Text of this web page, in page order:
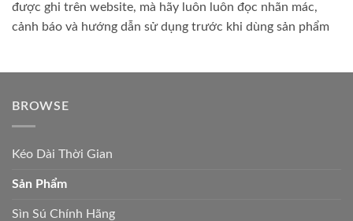
được ghi trên website, mà hãy luôn luôn đọc nhãn mác,
cảnh báo và hướng dẫn sử dụng trước khi dùng sản phẩm
BROWSE
Kéo Dài Thời Gian
Sản Phẩm
Sìn Sú Chính Hãng